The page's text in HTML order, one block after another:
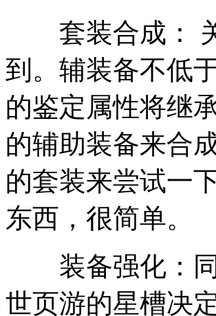
套装合成： 关
到。辅装备不低
的鉴定属性将继
的辅助装备来合
的套装来尝试一
东西，很简单。
装备强化：同
世页游的星槽决